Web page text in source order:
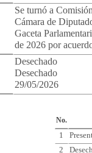
Se turnó a
Cámara de
Gaceta
de 2026 por
Desechado
Desechado
29/05/2026
No.
1
2